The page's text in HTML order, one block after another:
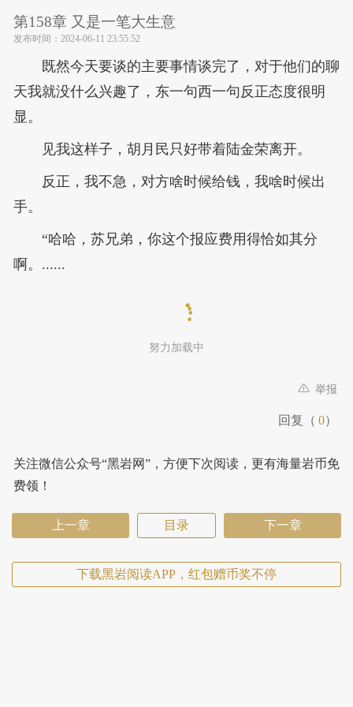
第158章 又是一笔大生意
发布时间： 2024-06-11 23:55:52
既然今天要谈的主要事情谈完了，对于他们的聊
天我就没什么兴趣了，东一句西一句反正态度很明
显。
见我这样子，胡月民只好带着陆金荣离开。
反正，我不急，对方啥时候给钱，我啥时候出
手。
“哈哈，苏兄弟，你这个报应费用得恰如其分
啊。......
努力加载中
举报
回复（ 0）
关注微信公众号“黑岩网”，方便下次阅读，更有海量岩币免
费领！
上一章 目录 下一章
下载黑岩阅读APP，红包赠币奖不停